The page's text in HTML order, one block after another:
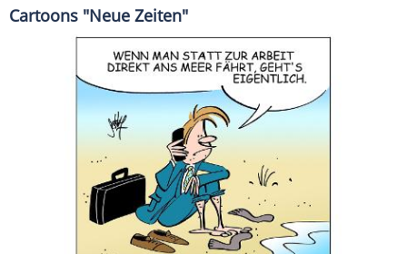
Cartoons "Neue Zeiten"